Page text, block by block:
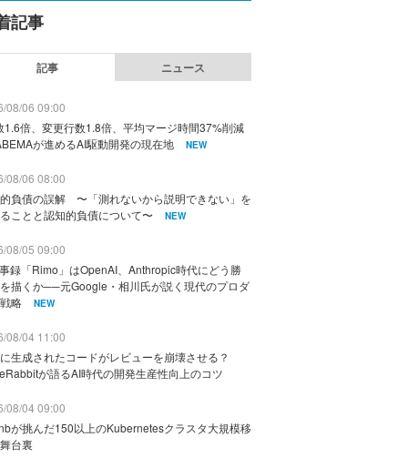
記事
記事 ニュース
08/06 09:00
1.6倍、変更行数1.8倍、平均マージ時間37%削減
が進めるAI駆動開発の現在地
NEW
08/06 08:00
負債の誤解 〜「測れないから説明できない」を
ことと認知的負債について〜
NEW
08/05 09:00
録「Rimo」はOpenAI、Anthropic時代にどう勝
描くか──元Google・相川氏が説く現代のプロダ
略
NEW
08/04 11:00
生成されたコードがレビューを崩壊させる？
が語るAI時代の開発生産性向上のコツ
08/04 09:00
が挑んだ150以上のKubernetesクラスタ大規模移
台裏